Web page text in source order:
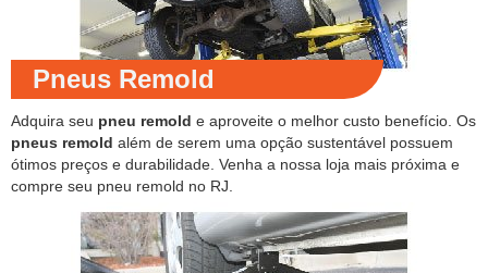
Pneus Remold
Adquira seu pneu remold e aproveite o melhor custo benefício. Os
pneus remold além de serem uma opção sustentável possuem
ótimos preços e durabilidade. Venha a nossa loja mais próxima e
compre seu pneu remold no RJ.